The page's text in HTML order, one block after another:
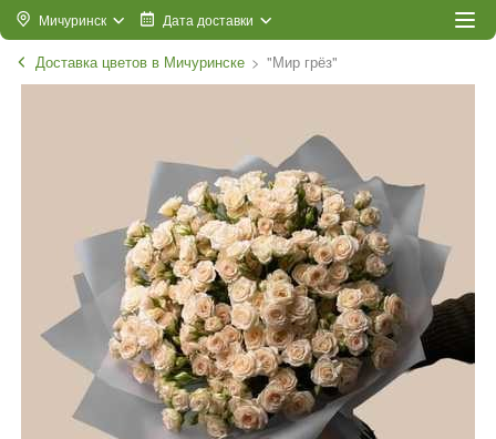
Мичуринск Дата доставки
Доставка цветов в Мичуринске "Мир грёз"